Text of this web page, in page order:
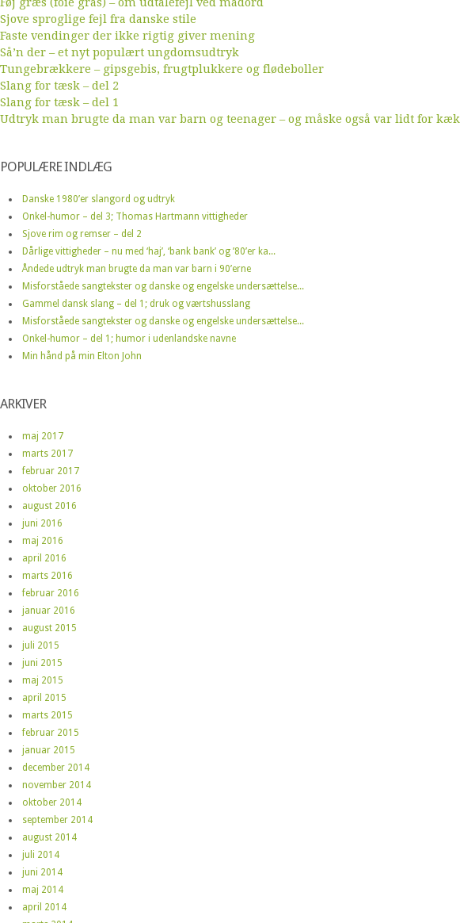
Sjove sproglige fejl fra danske stile
Faste vendinger der ikke rigtig giver mening
Så’n der – et nyt populært ungdomsudtryk
Tungebrækkere – gipsgebis, frugtplukkere og flødeboller
Slang for tæsk – del 2
Slang for tæsk – del 1
Udtryk man brugte da man var barn og teenager – og måske også var lidt for kæk
POPULÆRE INDLÆG
Danske 1980’er slangord og udtryk
Onkel-humor – del 3; Thomas Hartmann vittigheder
Sjove rim og remser – del 2
Dårlige vittigheder – nu med ‘haj’, ‘bank bank’ og ’80’er ka...
Åndede udtryk man brugte da man var barn i 90’erne
Misforståede sangtekster og danske og engelske undersættelse...
Gammel dansk slang – del 1; druk og værtshusslang
Misforståede sangtekster og danske og engelske undersættelse...
Onkel-humor – del 1; humor i udenlandske navne
Min hånd på min Elton John
ARKIVER
maj 2017
marts 2017
februar 2017
oktober 2016
august 2016
juni 2016
maj 2016
april 2016
marts 2016
februar 2016
januar 2016
august 2015
juli 2015
juni 2015
maj 2015
april 2015
marts 2015
februar 2015
januar 2015
december 2014
november 2014
oktober 2014
september 2014
august 2014
juli 2014
juni 2014
maj 2014
april 2014